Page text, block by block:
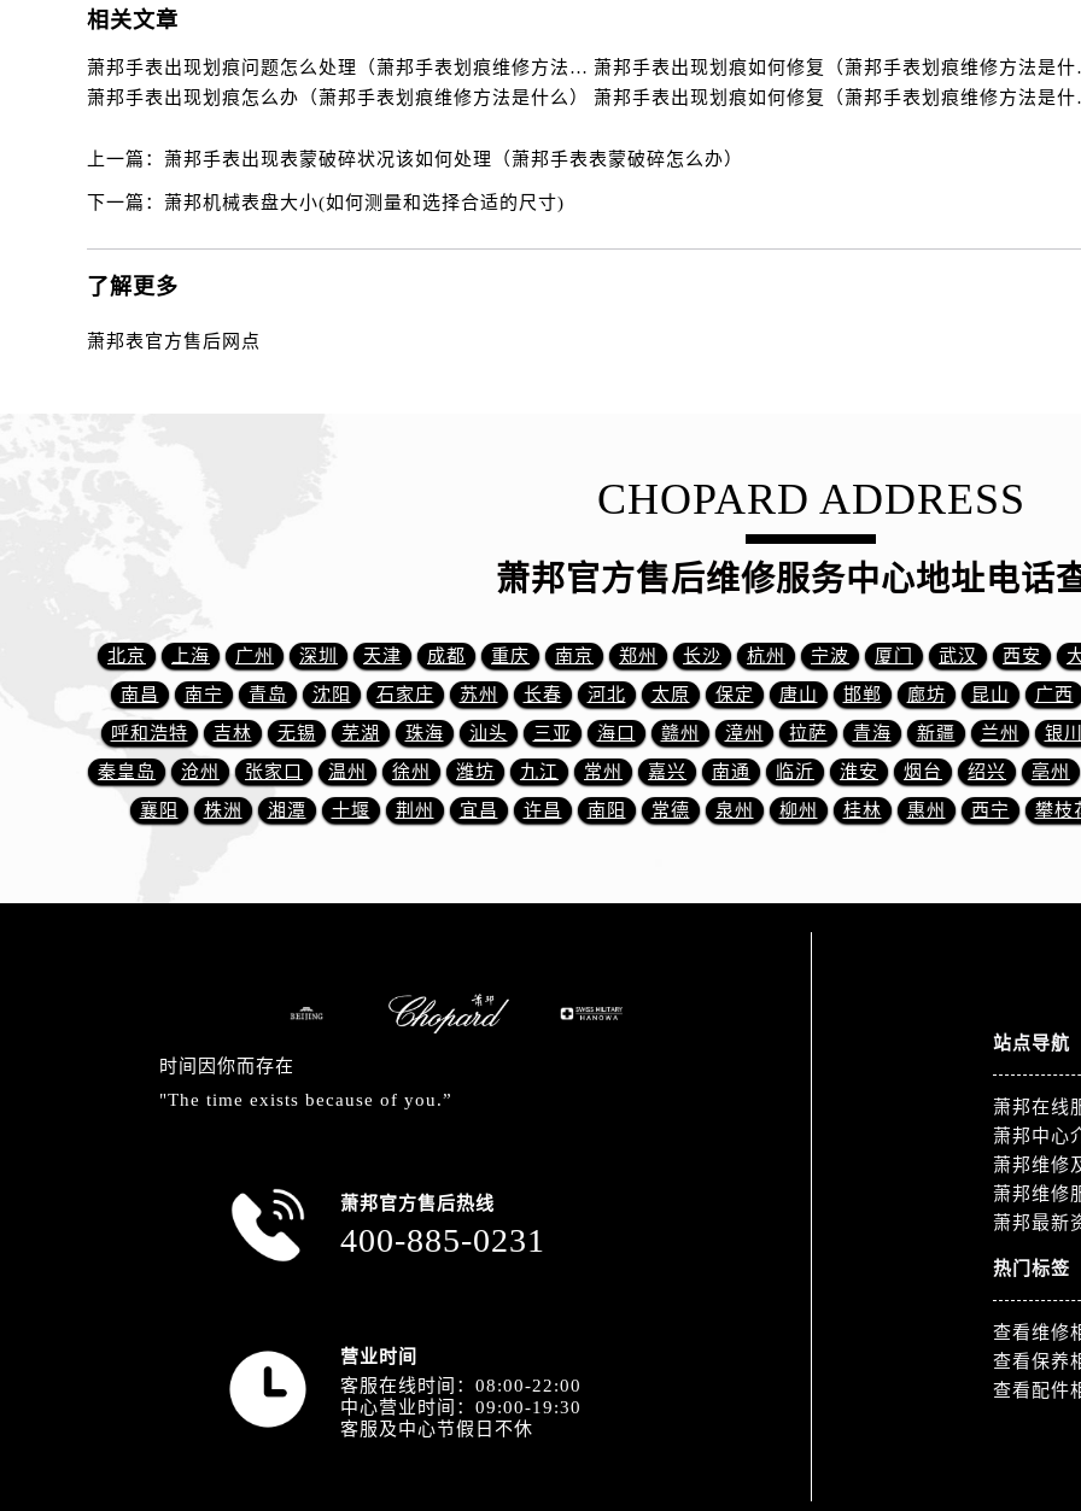
吉林省白山市浑江区浑江大街萧邦售后服务中心（需提前预约）
吉林省吉林市船营区河南街萧邦售后服务中心（需提前预约）
吉林省梅河口市新华街道梅河大街萧邦售后服务中心（需提前预约）
吉林省四平市铁东区紫气大路与南九经街交汇处萧邦售后服务中心（需提前预约）
辽宁省鞍山市铁东区站前街萧邦售后服务中心（需提前预约）
辽宁省阜新市海州区解放大街萧邦售后服务中心（需提前预约）
辽宁省葫芦岛市连山区中央路萧邦售后服务中心（需提前预约）
辽宁省锦州市古塔区中央大街萧邦售后服务中心（需提前预约）
辽宁省盘锦市兴隆台区石油大街萧邦售后服务中心（需提前预约）
辽宁省铁岭市银州区南马路萧邦售后服务中心（需提前预约）
辽宁省营口市站前区市府路与渤海大街交叉口萧邦售后服务中心（需提前预约）
辽宁省沈阳市沈河区中街路137号亨得利名表维修授权店1楼萧邦售后服务中心（需提前预约）
辽宁省沈阳市沈河区中街路83号亨得利名表维修授权店1楼萧邦售后服务中心（需提前预约）
北京市朝阳区建国门外大街甲6号华熙国际中心D座11层1102室萧邦售后服务中心（需提前预约）
内蒙古自治区赤峰市红山区哈达街萧邦售后服务中心（需提前预约）
内蒙古自治区呼伦贝尔市海拉尔区中央街萧邦售后服务中心（需提前预约）
内蒙古自治区通辽市科尔沁区明仁大街萧邦售后服务中心（需提前预约）
内蒙古自治区锡林郭勒盟市锡林浩特市光明街与额尔敦路交叉口萧邦售后服务中心（需提前预约）
内蒙古自治区兴安盟市乌兰浩特市兴安大街萧邦售后服务中心（需提前预约）
山西省晋中市榆次区顺城街萧邦售后服务中心（需提前预约）
山西省临汾市尧都区解放路萧邦售后服务中心（需提前预约）
山西省吕梁市离石区永宁中路与建设街交叉口萧邦售后服务中心（需提前预约）
相关文章
萧邦手表出现划痕问题怎么处理（萧邦手表划痕维修方法是什么）
萧邦手表
萧邦手表出现划痕怎么办（萧邦手表划痕维修方法是什么）
萧邦手表
上一篇： 萧邦手表出现表蒙破碎状况该如何处理（萧邦手表表蒙破碎怎么办）
下一篇： 萧邦机械表盘大小(如何测量和选择合适的尺寸)
了解更多
萧邦表官方售后网点
CHOPARD ADDRESS
萧邦官方售后维修服务中心地址电话
北京 上海 广州 深圳 天津 成都 重庆 南京 郑州 长沙 杭州 宁波 厦门 武汉 西安
南昌
南宁 青岛 沈阳 石家庄 苏州 长春 河北 太原 保定 唐山 邯郸 廊坊 昆山 广西
呼和浩特
吉林 无锡 芜湖 珠海 汕头 三亚 海口 赣州 漳州 拉萨 青海 新疆 兰州 银川
秦皇岛
沧州 张家口 温州 徐州 潍坊 九江 常州 嘉兴 南通 临沂 淮安 烟台 绍兴 亳州
襄阳
株洲 湘潭 十堰 荆州 宜昌 许昌 南阳 常德 泉州 柳州 桂林 惠州 西宁 攀枝
时间因你而存在
"The time exists because of you.”
萧邦官方售后热线
400-885-0231
营业时间
客服在线时间：08:00-22:00
中心营业时间：09:00-19:30
客服及中心节假日不休
站点导航
萧邦在线
萧邦中心
萧邦维修
萧邦维修
萧邦最新
热门标签
查看维修
查看保养
查看配件